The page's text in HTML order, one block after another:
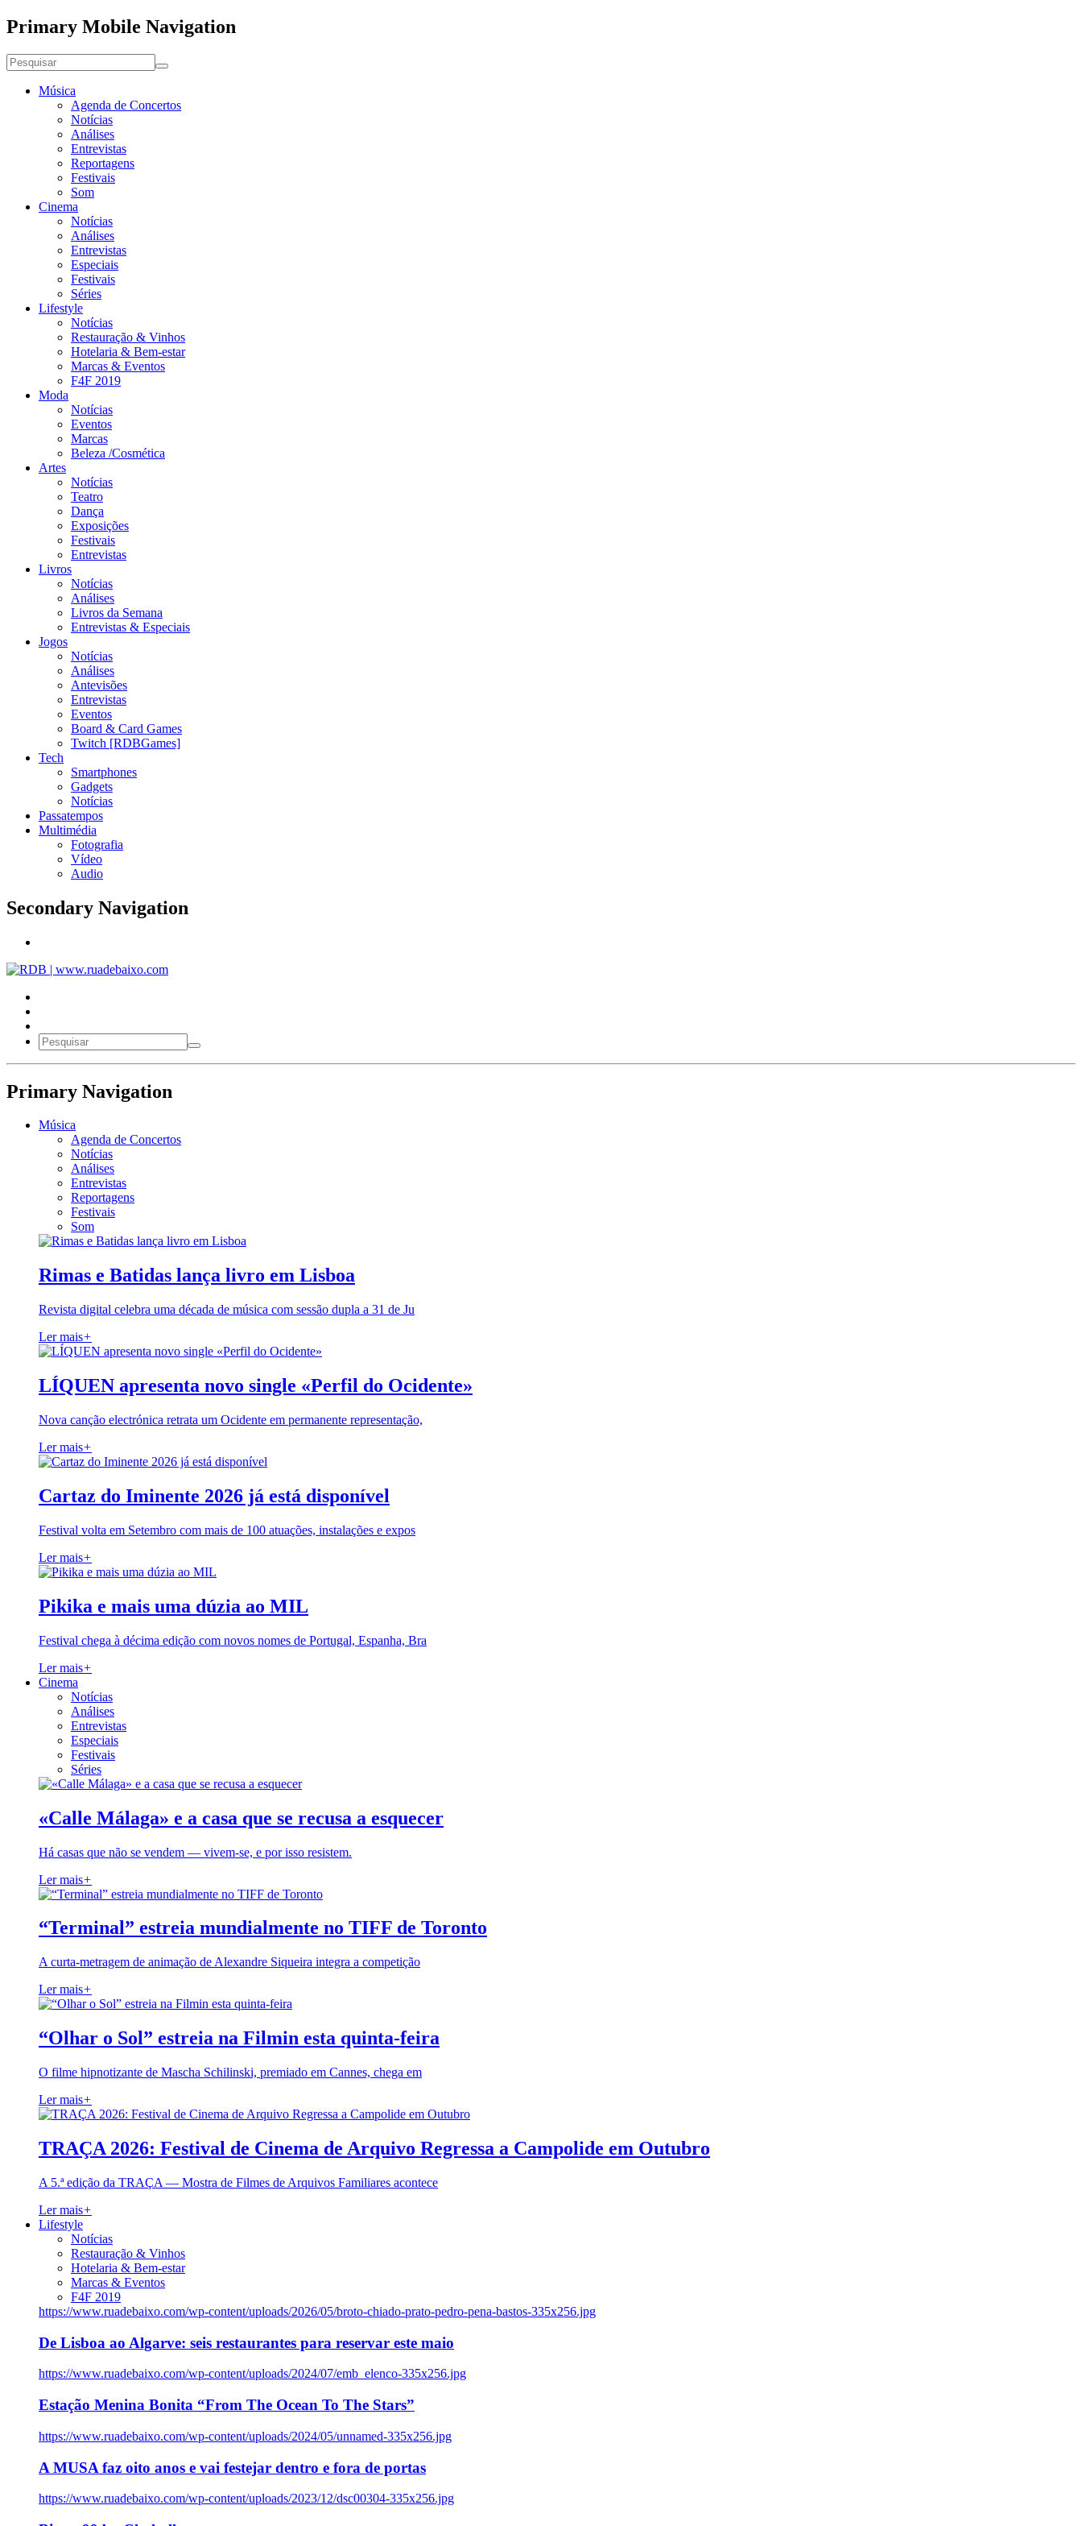
Primary Mobile Navigation
Música
Agenda de Concertos
Notícias
Análises
Entrevistas
Reportagens
Festivais
Som
Cinema
Notícias
Análises
Entrevistas
Especiais
Festivais
Séries
Lifestyle
Notícias
Restauração & Vinhos
Hotelaria & Bem-estar
Marcas & Eventos
F4F 2019
Moda
Notícias
Eventos
Marcas
Beleza /Cosmética
Artes
Notícias
Teatro
Dança
Exposições
Festivais
Entrevistas
Livros
Notícias
Análises
Livros da Semana
Entrevistas & Especiais
Jogos
Notícias
Análises
Antevisões
Entrevistas
Eventos
Board & Card Games
Twitch [RDBGames]
Tech
Smartphones
Gadgets
Notícias
Passatempos
Multimédia
Fotografia
Vídeo
Audio
Secondary Navigation
Primary Navigation
Música
Agenda de Concertos
Notícias
Análises
Entrevistas
Reportagens
Festivais
Som
Rimas e Batidas lança livro em Lisboa
Revista digital celebra uma década de música com sessão dupla a 31 de Ju
Ler mais+
LÍQUEN apresenta novo single «Perfil do Ocidente»
Nova canção electrónica retrata um Ocidente em permanente representação,
Ler mais+
Cartaz do Iminente 2026 já está disponível
Festival volta em Setembro com mais de 100 atuações, instalações e expos
Ler mais+
Pikika e mais uma dúzia ao MIL
Festival chega à décima edição com novos nomes de Portugal, Espanha, Bra
Ler mais+
Cinema
Notícias
Análises
Entrevistas
Especiais
Festivais
Séries
«Calle Málaga» e a casa que se recusa a esquecer
Há casas que não se vendem — vivem-se, e por isso resistem.
Ler mais+
“Terminal” estreia mundialmente no TIFF de Toronto
A curta-metragem de animação de Alexandre Siqueira integra a competição
Ler mais+
“Olhar o Sol” estreia na Filmin esta quinta-feira
O filme hipnotizante de Mascha Schilinski, premiado em Cannes, chega em
Ler mais+
TRAÇA 2026: Festival de Cinema de Arquivo Regressa a Campolide em Outubro
A 5.ª edição da TRAÇA — Mostra de Filmes de Arquivos Familiares acontece
Ler mais+
Lifestyle
Notícias
Restauração & Vinhos
Hotelaria & Bem-estar
Marcas & Eventos
F4F 2019
https://www.ruadebaixo.com/wp-content/uploads/2026/05/broto-chiado-prato-pedro-pena-bastos-335x256.jpg
De Lisboa ao Algarve: seis restaurantes para reservar este maio
https://www.ruadebaixo.com/wp-content/uploads/2024/07/emb_elenco-335x256.jpg
Estação Menina Bonita “From The Ocean To The Stars”
https://www.ruadebaixo.com/wp-content/uploads/2024/05/unnamed-335x256.jpg
A MUSA faz oito anos e vai festejar dentro e fora de portas
https://www.ruadebaixo.com/wp-content/uploads/2023/12/dsc00304-335x256.jpg